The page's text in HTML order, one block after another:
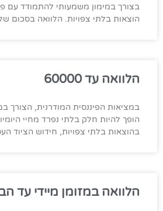
בצורך במימון משמעותי להתמודד עם
הוצאות בלתי צפויות. הלוואה בסכום של 250 אלף
הלוואה עד 60000
במציאות הפיננסית המודרנית, הצורך
הופך להיות חלק בלתי נפרד מחיי
בהוצאות בלתי צפויות, חידוש הציוד
הלוואה במזומן מיידי עד